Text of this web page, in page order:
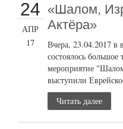
24
АПР
17
«Шалом,
Актёра»
Вчера, 23.04.2017 в
состоялось
мероприятие
выступили
Читать далее